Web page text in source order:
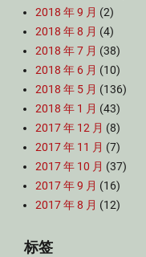
2018 年 9 月 (2)
2018 年 8 月 (4)
2018 年 7 月 (38)
2018 年 6 月 (10)
2018 年 5 月 (136)
2018 年 1 月 (43)
2017 年 12 月 (8)
2017 年 11 月 (7)
2017 年 10 月 (37)
2017 年 9 月 (16)
2017 年 8 月 (12)
标签